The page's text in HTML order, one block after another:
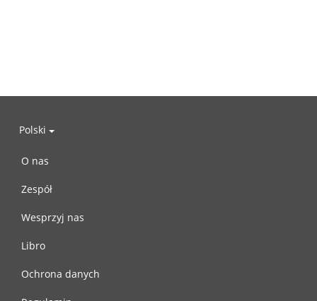
Polski
O nas
Zespół
Wesprzyj nas
Libro
Ochrona danych